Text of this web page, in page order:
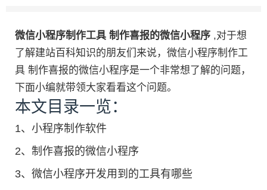
微信小程序制作工具 制作喜报的微信小程序 ,对于想
了解建站百科知识的朋友们来说，微信小程序制作工
具 制作喜报的微信小程序是一个非常想了解的问题，
下面小编就带领大家看看这个问题。
本文目录一览：
1、 小程序制作软件
2、 制作喜报的微信小程序
3、 微信小程序开发用到的工具有哪些